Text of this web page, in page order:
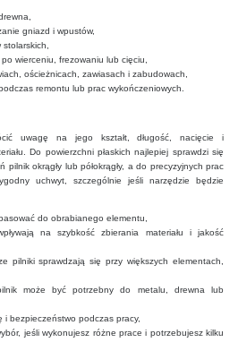
gniazd i wpustów,
wierceniu, frezowaniu lub cięciu,
ościeżnicach, zawiasach i zabudowach,
remontu lub prac wykończeniowych.
uwagę na jego kształt, długość, nacięcie i
Do powierzchni płaskich najlepiej sprawdzi się
pilnik okrągły lub półokrągły, a do precyzyjnych prac
uchwyt, szczególnie jeśli narzędzie będzie
do obrabianego elementu,
na szybkość zbierania materiału i jakość
pilniki sprawdzają się przy większych elementach,
może być potrzebny do metalu, drewna lub
bezpieczeństwo podczas pracy,
jeśli wykonujesz różne prace i potrzebujesz kilku